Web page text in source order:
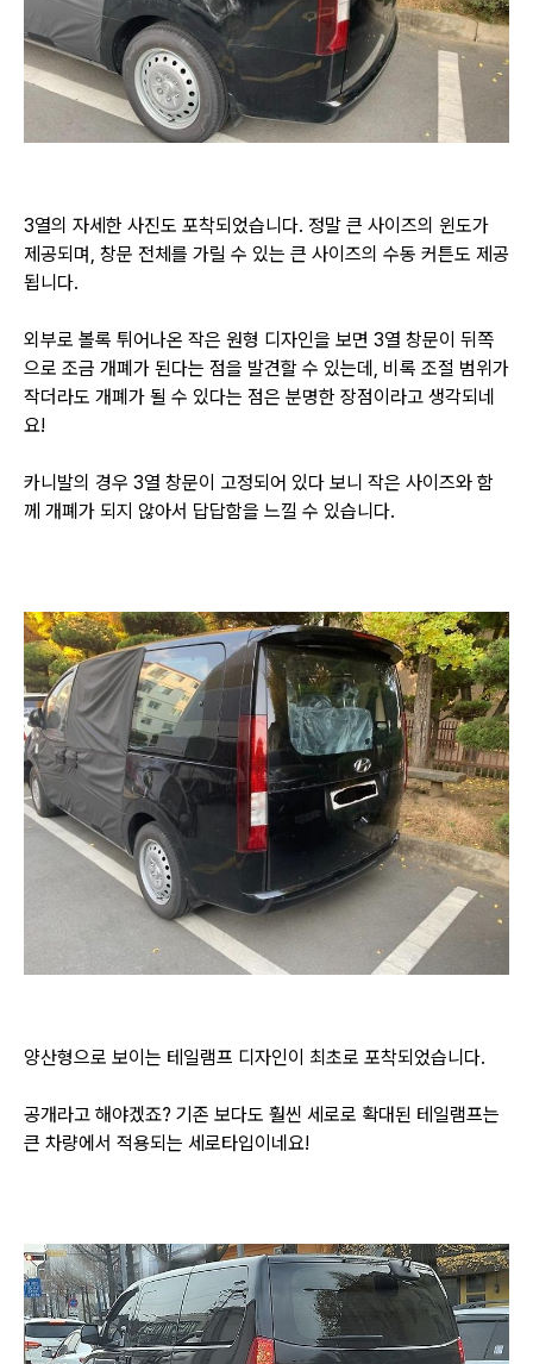
3열의 자세한 사진도 포착되었습니다. 정말 큰 사이즈의 윈도가
제공되며, 창문 전체를 가릴 수 있는 큰 사이즈의 수동 커튼도 제공
됩니다.
외부로 볼록 튀어나온 작은 원형 디자인을 보면 3열 창문이 뒤쪽
으로 조금 개폐가 된다는 점을 발견할 수 있는데, 비록 조절 범위가
작더라도 개폐가 될 수 있다는 점은 분명한 장점이라고 생각되네
요!
카니발의 경우 3열 창문이 고정되어 있다 보니 작은 사이즈와 함
께 개폐가 되지 않아서 답답함을 느낄 수 있습니다.
양산형으로 보이는 테일램프 디자인이 최초로 포착되었습니다.
공개라고 해야겠죠? 기존 보다도 훨씬 세로로 확대된 테일램프는
큰 차량에서 적용되는 세로타입이네요!